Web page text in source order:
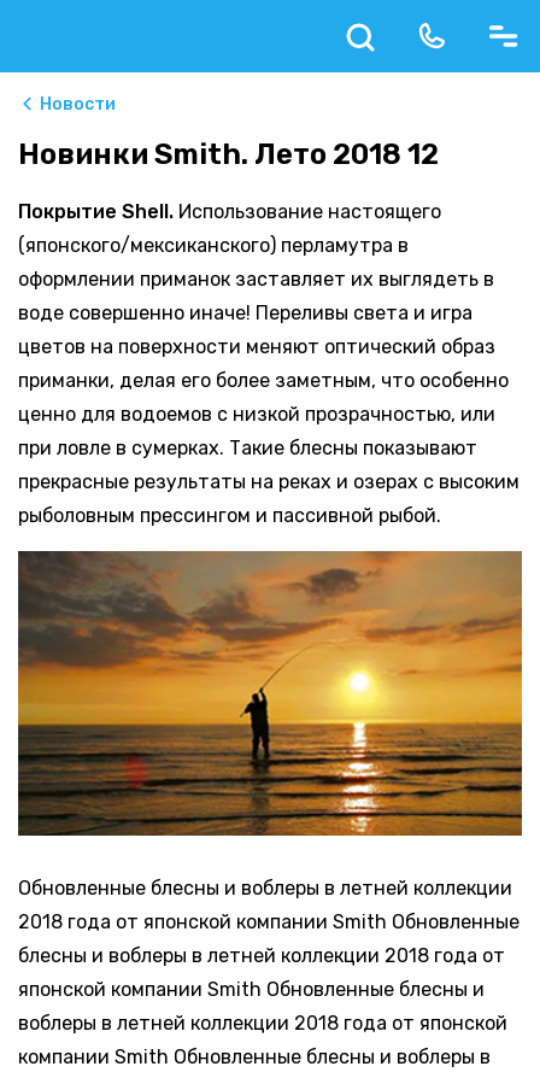
Новости
Новинки Smith. Лето 2018 12
Покрытие Shell. Использование настоящего
(японского/мексиканского) перламутра в
оформлении приманок заставляет их выглядеть в
воде совершенно иначе! Переливы света и игра
цветов на поверхности меняют оптический образ
приманки, делая его более заметным, что особенно
ценно для водоемов с низкой прозрачностью, или
при ловле в сумерках. Такие блесны показывают
прекрасные результаты на реках и озерах с высоким
рыболовным прессингом и пассивной рыбой.
Обновленные блесны и воблеры в летней коллекции
2018 года от японской компании Smith Обновленные
блесны и воблеры в летней коллекции 2018 года от
японской компании Smith Обновленные блесны и
воблеры в летней коллекции 2018 года от японской
компании Smith Обновленные блесны и воблеры в